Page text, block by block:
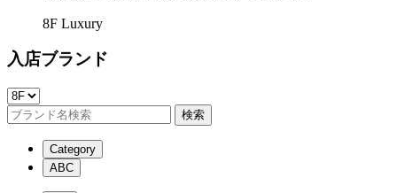
8F Luxury
入店ブランド
検索
Category
ABC